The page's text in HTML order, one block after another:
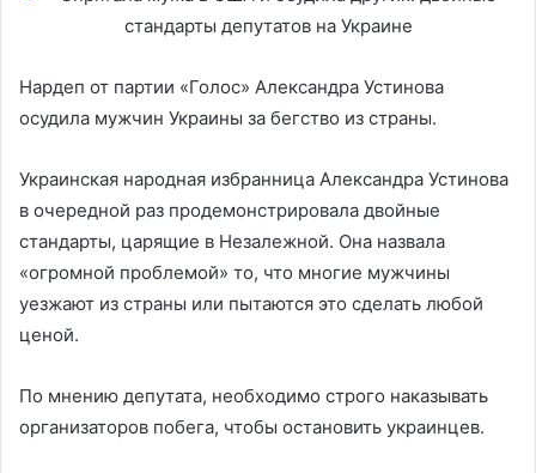
Нардеп от партии «Голос» Александра Устинова
осудила мужчин Украины за бегство из страны.
Украинская народная избранница Александра Устинова
в очередной раз продемонстрировала двойные
стандарты, царящие в Незалежной. Она назвала
«огромной проблемой» то, что многие мужчины
уезжают из страны или пытаются это сделать любой
ценой.
По мнению депутата, необходимо строго наказывать
организаторов побега, чтобы остановить украинцев.